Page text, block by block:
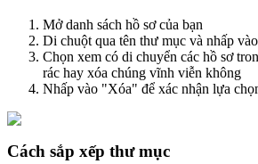
Mở danh sách hồ sơ của bạn
Di chuột qua tên thư mục và nhấp
Chọn xem có di chuyển các hồ sơ
rác hay xóa chúng vĩnh viễn không
Nhấp vào "Xóa" để xác nhận lựa
Cách sắp xếp thư mục